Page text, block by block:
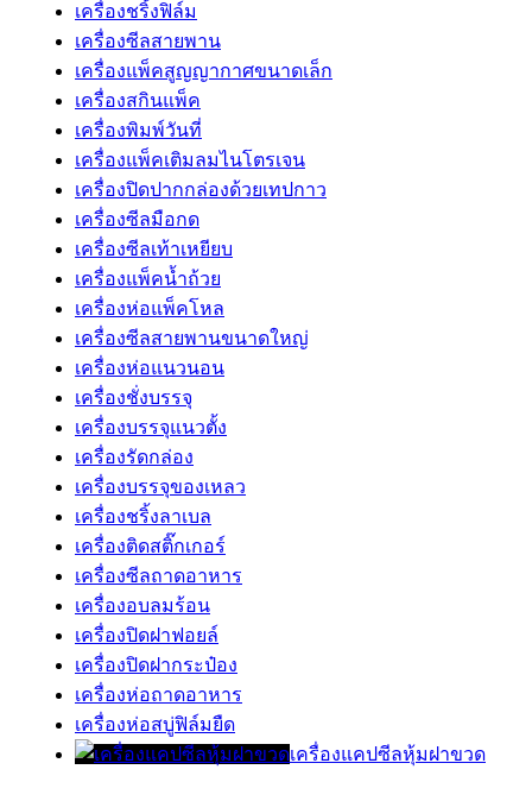
เครื่องชริ้งฟิล์ม
เครื่องซีลสายพาน
เครื่องแพ็คสูญญากาศขนาดเล็ก
เครื่องสกินแพ็ค
เครื่องพิมพ์วันที่
เครื่องแพ็คเติมลมไนโตรเจน
เครื่องปิดปากกล่องด้วยเทปกาว
เครื่องซีลมือกด
เครื่องซีลเท้าเหยียบ
เครื่องแพ็คน้ำถ้วย
เครื่องห่อแพ็คโหล
เครื่องซีลสายพานขนาดใหญ่
เครื่องห่อแนวนอน
เครื่องชั่งบรรจุ
เครื่องบรรจุแนวตั้ง
เครื่องรัดกล่อง
เครื่องบรรจุของเหลว
เครื่องชริ้งลาเบล
เครื่องติดสติ๊กเกอร์
เครื่องซีลถาดอาหาร
เครื่องอบลมร้อน
เครื่องปิดฝาฟอยล์
เครื่องปิดฝากระป๋อง
เครื่องห่อถาดอาหาร
เครื่องห่อสบู่ฟิล์มยืด
เครื่องแคปซีลหุ้มฝาขวด